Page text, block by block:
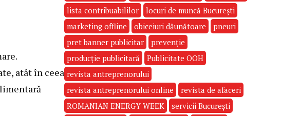
atât în ceea
lista contribuabililor
locuri de muncă București
marketing offline
obiceiuri dăunătoare
pneuri
pret banner publicitar
prevenție
producție publicitară
Publicitate OOH
revista antreprenorului
revista antreprenorului online
revista de afaceri
ROMANIAN ENERGY WEEK
servicii București